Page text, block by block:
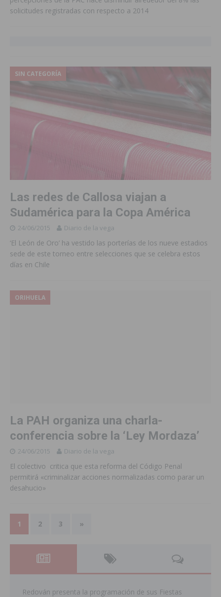
solicitudes registradas con respecto a 2014
SIN CATEGORÍA
Las redes de Callosa viajan a
Sudamérica para la Copa América
24/06/2015 Diario de la vega
‘El León de Oro’ ha vestido las porterías de los nueve estadios
sede de este torneo entre selecciones que se celebra estos
días en Chile
ORIHUELA
La PAH organiza una charla-
conferencia sobre la ‘Ley Mordaza’
24/06/2015 Diario de la vega
El colectivo critica que esta reforma del Código Penal
permitirá «criminalizar acciones normalizadas como parar un
desahucio»
1 2 3 »
Redován presenta la programación de sus Fiestas